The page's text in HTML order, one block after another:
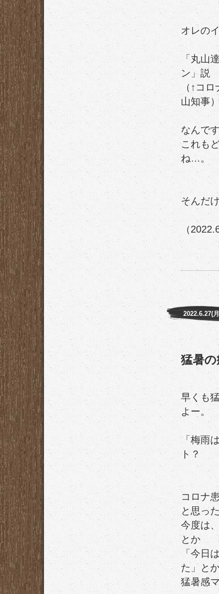
オレの
「丸山
ン」説
（↑コロ
山知事
なんで
これも
ね…。
そんだ
（
2022.6.27(
猛暑
早くも
よー。
「梅雨
ト？
コロナ
と思っ
今度は
とか
「今日
た」と
猛暑感